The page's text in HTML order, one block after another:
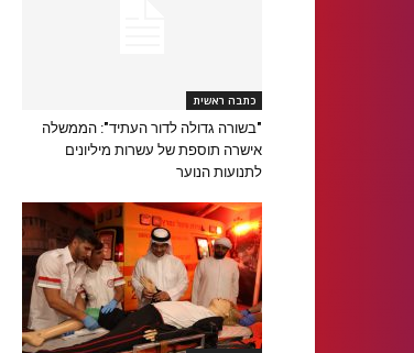
כתבה ראשית
"בשורה גדולה לדור העתיד": הממשלה
אישרה תוספת של עשרות מיליונים
לתנועות הנוער